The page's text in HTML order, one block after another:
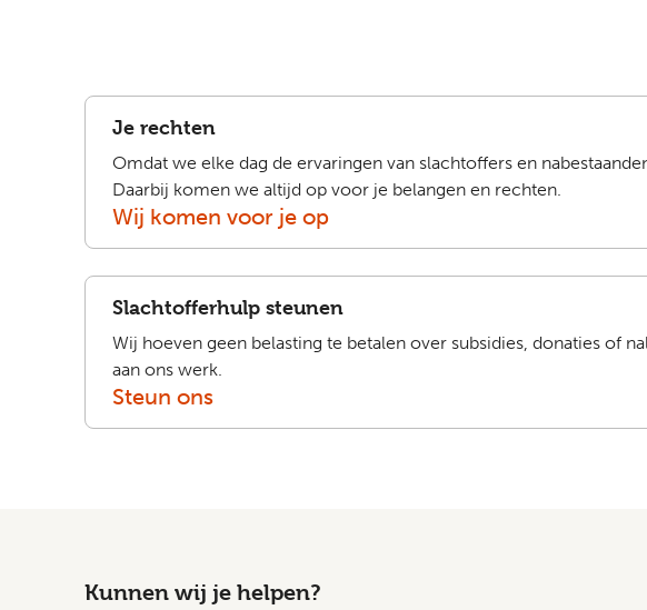
Je rechten
Omdat we elke dag de ervaringen van slachtoffers en
Daarbij komen we altijd op voor je belangen en rechten.
Wij komen voor je op
Slachtofferhulp steunen
Wij hoeven geen belasting te betalen over subsidies, donaties of
aan ons werk.
Steun ons
Kunnen wij je helpen?